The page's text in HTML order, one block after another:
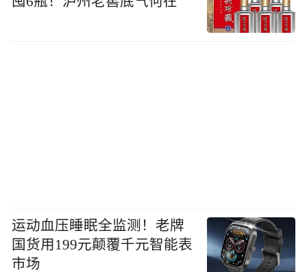
运动血压睡眠全监测！老牌
国货用199元颠覆千元智能表
市场